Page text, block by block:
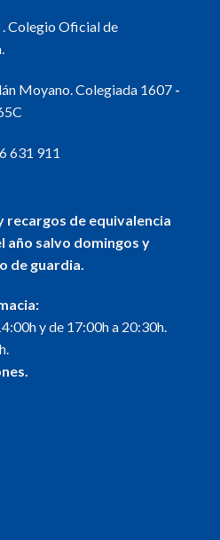
Colegio Oficial de
Moyano. Colegiada 1607 -
631 911
recargos de equivalencia
año salvo domingos y
de guardia.
y de 17:00h a 20:30h.